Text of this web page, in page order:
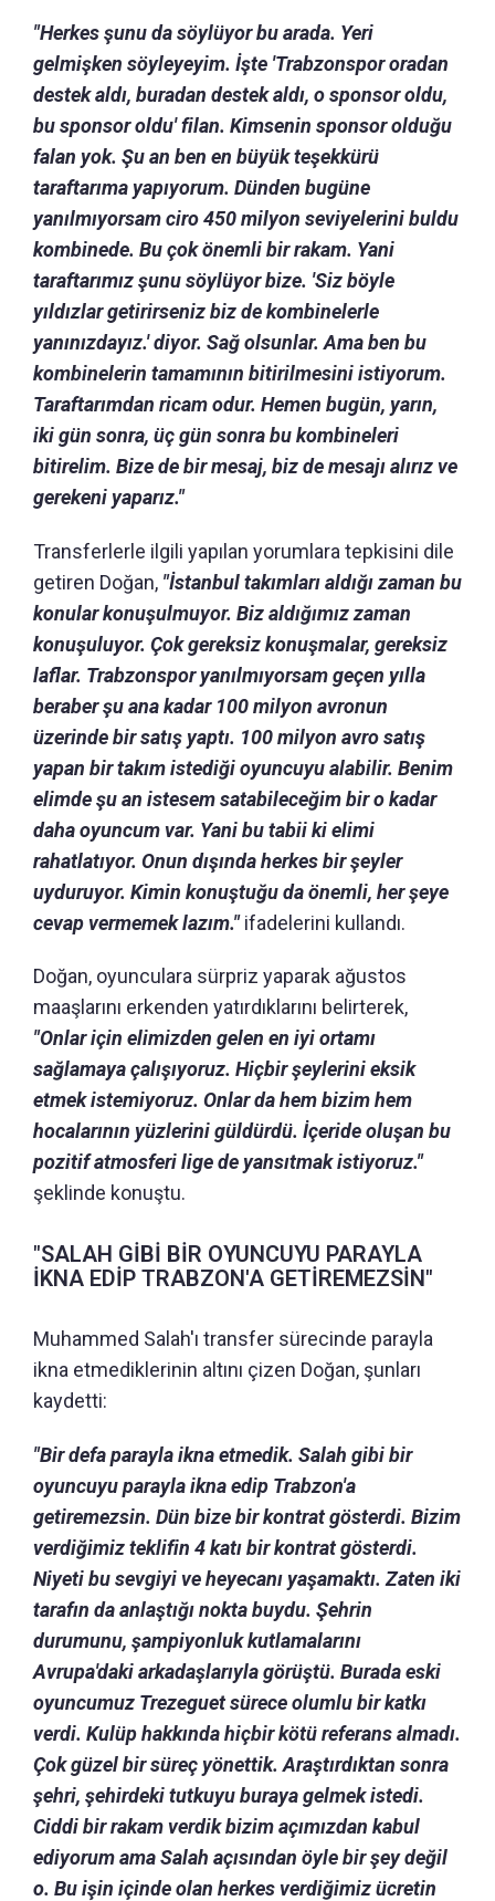
"Herkes şunu da söylüyor bu arada. Yeri
gelmişken söyleyeyim. İşte 'Trabzonspor oradan
destek aldı, buradan destek aldı, o sponsor oldu,
bu sponsor oldu' filan. Kimsenin sponsor olduğu
falan yok. Şu an ben en büyük teşekkürü
taraftarıma yapıyorum. Dünden bugüne
yanılmıyorsam ciro 450 milyon seviyelerini buldu
kombinede. Bu çok önemli bir rakam. Yani
taraftarımız şunu söylüyor bize. 'Siz böyle
yıldızlar getirirseniz biz de kombinelerle
yanınızdayız.' diyor. Sağ olsunlar. Ama ben bu
kombinelerin tamamının bitirilmesini istiyorum.
Taraftarımdan ricam odur. Hemen bugün, yarın,
iki gün sonra, üç gün sonra bu kombineleri
bitirelim. Bize de bir mesaj, biz de mesajı alırız ve
gerekeni yaparız."
Transferlerle ilgili yapılan yorumlara tepkisini dile
getiren Doğan, "İstanbul takımları aldığı zaman bu
konular konuşulmuyor. Biz aldığımız zaman
konuşuluyor. Çok gereksiz konuşmalar, gereksiz
laflar. Trabzonspor yanılmıyorsam geçen yılla
beraber şu ana kadar 100 milyon avronun
üzerinde bir satış yaptı. 100 milyon avro satış
yapan bir takım istediği oyuncuyu alabilir. Benim
elimde şu an istesem satabileceğim bir o kadar
daha oyuncum var. Yani bu tabii ki elimi
rahatlatıyor. Onun dışında herkes bir şeyler
uyduruyor. Kimin konuştuğu da önemli, her şeye
cevap vermemek lazım."ifadelerini kullandı.
Doğan, oyunculara sürpriz yaparak ağustos
maaşlarını erkenden yatırdıklarını belirterek,
"Onlar için elimizden gelen en iyi ortamı
sağlamaya çalışıyoruz. Hiçbir şeylerini eksik
etmek istemiyoruz. Onlar da hem bizim hem
hocalarının yüzlerini güldürdü. İçeride oluşan bu
pozitif atmosferi lige de yansıtmak istiyoruz."
şeklinde konuştu.
"SALAH GİBİ BİR OYUNCUYU PARAYLA
İKNA EDİP TRABZON'A GETİREMEZSİN"
Muhammed Salah'ı transfer sürecinde parayla
ikna etmediklerinin altını çizen Doğan, şunları
kaydetti:
"Bir defa parayla ikna etmedik. Salah gibi bir
oyuncuyu parayla ikna edip Trabzon'a
getiremezsin. Dün bize bir kontrat gösterdi. Bizim
verdiğimiz teklifin 4 katı bir kontrat gösterdi.
Niyeti bu sevgiyi ve heyecanı yaşamaktı. Zaten iki
tarafın da anlaştığı nokta buydu. Şehrin
durumunu, şampiyonluk kutlamalarını
Avrupa'daki arkadaşlarıyla görüştü. Burada eski
oyuncumuz Trezeguet sürece olumlu bir katkı
verdi. Kulüp hakkında hiçbir kötü referans almadı.
Çok güzel bir süreç yönettik. Araştırdıktan sonra
şehri, şehirdeki tutkuyu buraya gelmek istedi.
Ciddi bir rakam verdik bizim açımızdan kabul
ediyorum ama Salah açısından öyle bir şey değil
o. Bu işin içinde olan herkes verdiğimiz ücretin